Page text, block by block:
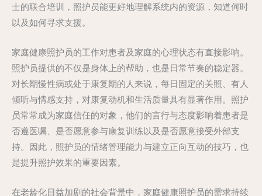
士的联合培训，照护员能更好地理解系统内的资源，知道何时
以及如何寻求支援。
家庭健康照护员的工作对患者及家庭的心理状态有直接影响。
照护员提供的不仅是身体上的帮助，也是日常节奏的稳定器。
对长期慢性病或处于康复期的人来说，每日固定的关照、有人
倾听与情感支持，对康复动机和生活质量具有显著作用。照护
员常常成为家庭信任的对象，他们的言行与态度影响着患者是
否遵医嘱、是否愿意参与康复训练以及是否愿意接受外部支
持。因此，照护员的情绪管理能力与建立正向互动的技巧，也
是提升照护效果的重要因素。
在老龄化日益加剧的社会背景中，家庭健康照护员的需求持续